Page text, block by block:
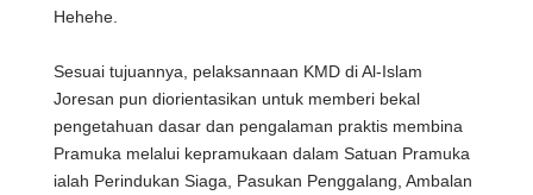
Hehehe.
Sesuai tujuannya, pelaksannaan KMD di Al-Islam
Joresan pun diorientasikan untuk memberi bekal
pengetahuan dasar dan pengalaman praktis membina
Pramuka melalui kepramukaan dalam Satuan Pramuka
ialah Perindukan Siaga, Pasukan Penggalang, Ambalan